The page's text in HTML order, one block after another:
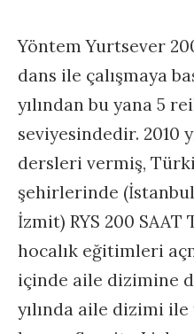
Yöntem Yurtsever
dans ile çalışmaya
yılından bu yana 5
seviyesindedir. 2010
dersleri vermiş,
şehirlerinde
İzmit) RYS 200
hocalık eğitimleri
içinde aile dizimine
yılında aile dizimi ile